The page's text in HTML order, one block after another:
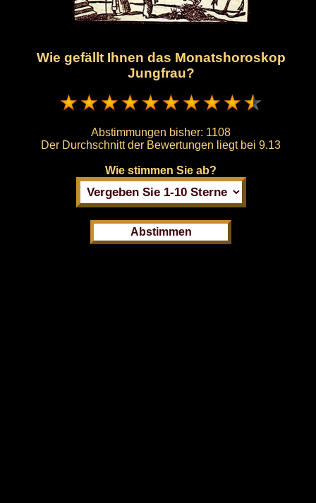
Wie gefällt Ihnen das Monatshoroskop
Jungfrau?
Abstimmungen bisher: 1108
Der Durchschnitt der Bewertungen liegt bei 9.13
Wie stimmen Sie ab?